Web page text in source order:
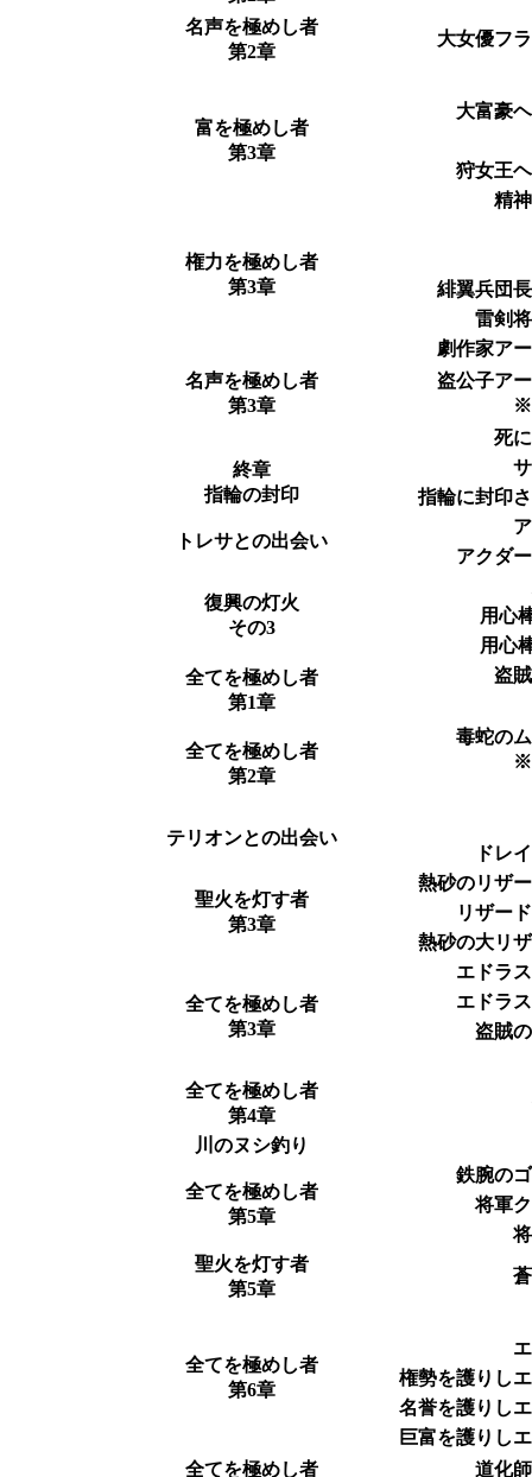
名声を極めし者
第2章
大女優フ
富を極めし者
第3章
大富豪
狩女王
精
権力を極めし者
第3章
緋翼兵団
雷剣
名声を極めし者
第3章
劇作家ア
盗公子ア
※
死
終章
指輪の封印
指輪に封印
トレサとの出会い
アクダ
復興の灯火
その3
用心
用心
全てを極めし者
第1章
盗
全てを極めし者
第2章
毒蛇の
※
テリオンとの出会い
ドレ
聖火を灯す者
第3章
熱砂のリザ
リザー
熱砂の大リ
全てを極めし者
第3章
エドラ
エドラ
盗賊
全てを極めし者
第4章
川のヌシ釣り
全てを極めし者
第5章
鉄腕の
将軍
聖火を灯す者
第5章
全てを極めし者
第6章
権勢を護りし
名誉を護りし
巨富を護りし
全てを極めし者
道化